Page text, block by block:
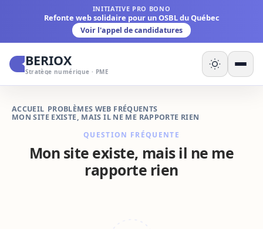
INITIATIVE PRO BONO
Refonte web solidaire pour un OSBL du Québec
Voir l'appel de candidatures
BERIOX
Stratège numérique · PME
ACCUEIL PROBLÈMES WEB FRÉQUENTS
MON SITE EXISTE, MAIS IL NE ME RAPPORTE RIEN
QUESTION FRÉQUENTE
Mon site existe, mais il ne me
rapporte rien